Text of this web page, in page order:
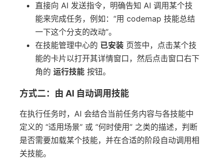
直接向 AI 发送指令，明确告知 AI 调用某个技
能来完成任务，例如：“用 codemap 技能总结
一下这个分支的改动”。
在技能管理中心的 已安装 页签中，点击某个技
能的卡片以打开其详情窗口，然后点击窗口右下
角的 运行技能 按钮。
方式二：由 AI 自动调用技能
在执行任务时，AI 会结合当前任务内容与各技能中
定义的 “适用场景” 或 “何时使用” 之类的描述，判断
是否需要加载某个技能，并在合适的阶段自动调用相
关技能。